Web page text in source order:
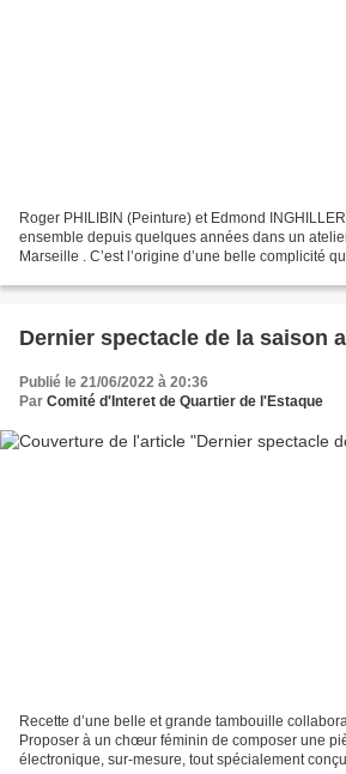
Roger PHILIBIN (Peinture) et Edmond
ensemble depuis quelques années dans un
Marseille . C’est l’origine d’une belle complicité
Dernier spectacle de la saison
Publié le 21/06/2022 à 20:36
Par Comité d'Interet de Quartier de l'Estaque
Recette d’une belle et grande tambouille
Proposer à un chœur féminin de composer une
électronique, sur-mesure, tout spécialement